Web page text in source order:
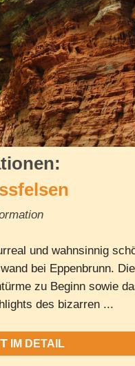
und wahnsinnig
bei Eppenbrunn.
zu Beginn sowie
des bizarren ...
IM DETAIL